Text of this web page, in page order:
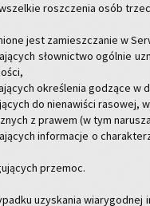
rosz­cze­nia osób
jest za­miesz­cza­nie w
słow­nic­two ogól­nie
okre­śle­nia go­dzą­ce w
do nie­na­wi­ści ra­so­wej,
z pra­wem (w tym
in­for­ma­cje o
prze­moc.
uzy­ska­nia